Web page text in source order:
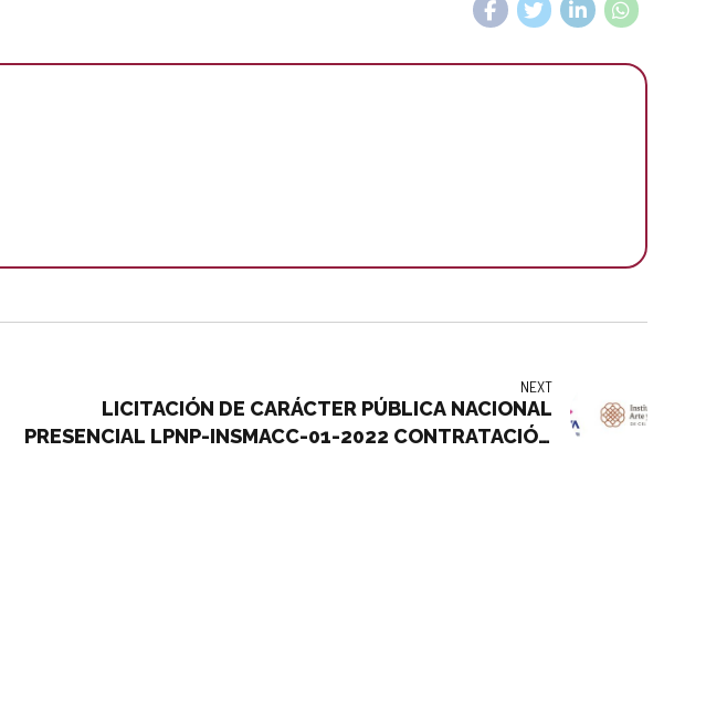
NEXT
LICITACIÓN DE CARÁCTER PÚBLICA NACIONAL
PRESENCIAL LPNP-INSMACC-01-2022 CONTRATACIÓN